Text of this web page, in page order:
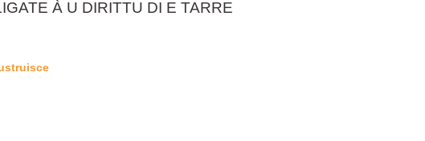
À U DIRITTU DI E TARRE